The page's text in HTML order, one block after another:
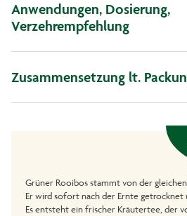
Anwendungen, Dosierung,
Verzehrempfehlung
Zusammensetzung lt.
Grüner Rooibos stammt von der
Er wird sofort nach der Ernte
Es entsteht ein frischer Kräutertee, der